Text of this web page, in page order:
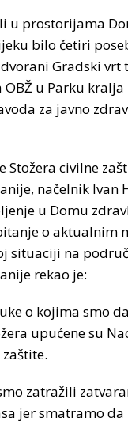
u prostorijama
bilo četiri
Gradski vrt
u Parku
za javno
Stožera civilne
načelnik Ivan
u Domu
o aktualnim
situaciji na
rekao je:
o kojima smo
upućene su
zatražili
jer smatramo